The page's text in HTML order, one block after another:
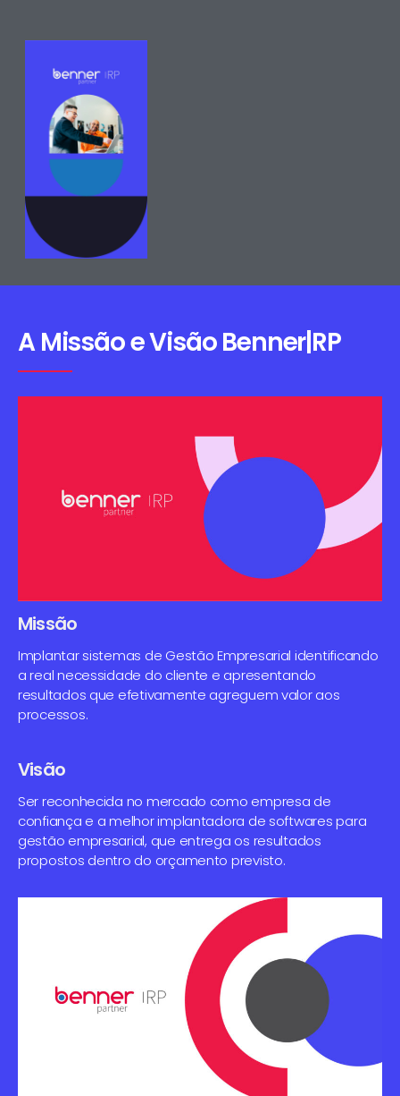
A Missão e Visão Benner|RP
Missão
Implantar sistemas de Gestão Empresarial identificando
a real necessidade do cliente e apresentando
resultados que efetivamente agreguem valor aos
processos.
Visão
Ser reconhecida no mercado como empresa de
confiança e a melhor implantadora de softwares para
gestão empresarial, que entrega os resultados
propostos dentro do orçamento previsto.